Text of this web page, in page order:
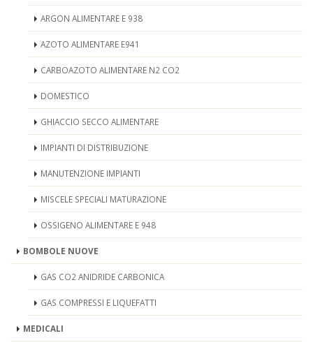
ARGON ALIMENTARE E 938
AZOTO ALIMENTARE E941
CARBOAZOTO ALIMENTARE N2 CO2
DOMESTICO
GHIACCIO SECCO ALIMENTARE
IMPIANTI DI DISTRIBUZIONE
MANUTENZIONE IMPIANTI
MISCELE SPECIALI MATURAZIONE
OSSIGENO ALIMENTARE E 948
BOMBOLE NUOVE
GAS CO2 ANIDRIDE CARBONICA
GAS COMPRESSI E LIQUEFATTI
MEDICALI